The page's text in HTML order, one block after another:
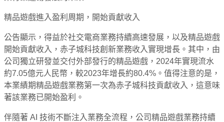
精品遊戲進入盈利周期，開始貢獻收入
公告顯示，得益於社交電商業務持續高速發展，以及精品遊戲
開始貢獻收入，赤子城科技創新業務收入實現增長。其中，由
公司獨立研發並交付外部發行的精品遊戲，2024年實現流水
約7.05億元人民幣，較2023年增長約80.4%。值得注意的是，
本業績期精品遊戲業務第一次為赤子城科技貢獻收入，這意味
著該業務已開始盈利。
伴隨著 AI 技術不斷注入業務全流程，公司精品遊戲業務持續